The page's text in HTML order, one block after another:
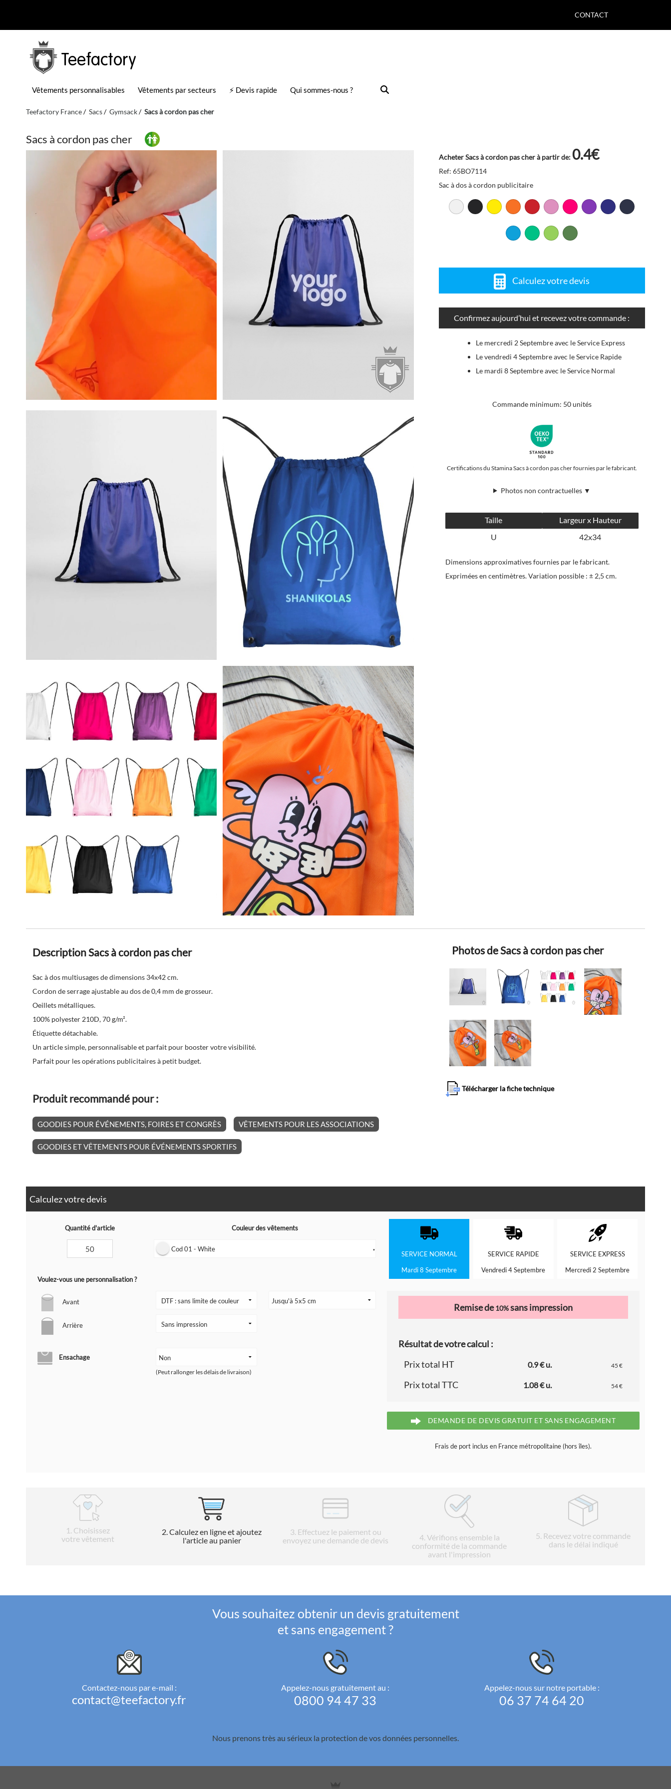
CONTACT
Teefactory
Vêtements personnalisables Vêtements par secteurs ⚡ Devis rapide Qui sommes-nous ?
Teefactory France Sacs Gymsack Sacs à cordon pas cher
Sacs à cordon pas cher
Acheter Sacs à cordon pas cher à partir de:0.4€
Ref: 65BO7114
Sac à dos à cordon publicitaire
Calculez votre devis
Confirmez aujourd’hui et recevez votre commande :
Le mercredi 2 Septembre avec le Service Express
Le vendredi 4 Septembre avec le Service Rapide
Le mardi 8 Septembre avec le Service Normal
Commande minimum: 50 unités
Certifications du Stamina Sacs à cordon pas cher fournies par le fabricant.
Photos non contractuelles ▼
Taille
Largeur x Hauteur
U
42x34
Dimensions approximatives fournies par le fabricant.
Exprimées en centimètres. Variation possible : ± 2,5 cm.
Description Sacs à cordon pas cher
Sac à dos multiusages de dimensions 34x42 cm.
Cordon de serrage ajustable au dos de 0,4 mm de grosseur.
Oeillets métalliques.
100% polyester 210D, 70 g/m².
Étiquette détachable.
Un article simple, personnalisable et parfait pour booster votre visibilité.
Parfait pour les opérations publicitaires à petit budget.
Produit recommandé pour :
GOODIES POUR ÉVÉNEMENTS, FOIRES ET CONGRÈS VÊTEMENTS POUR LES ASSOCIATIONS
GOODIES ET VÊTEMENTS POUR ÉVÉNEMENTS SPORTIFS
Photos de Sacs à cordon pas cher
Télécharger la fiche technique
Calculez votre devis
Quantité d'article Couleur des vêtements
Cod 01 - White ▼
Voulez-vous une personnalisation ?
Avant
Arrière
Ensachage
(Peut rallonger les délais de livraison)
SERVICE NORMAL
Mardi 8 Septembre
SERVICE RAPIDE
Vendredi 4 Septembre
SERVICE EXPRESS
Mercredi 2 Septembre
Remise de10%sans impression
Résultat de votre calcul :
Prix total HT
0.9 € u. 45 €
Prix total TTC 1.08 € u. 54 €
DEMANDE DE DEVIS GRATUIT ET SANS ENGAGEMENT
Frais de port inclus en France métropolitaine (hors îles).
1 . Choisissez
votre vêtement
2. Calculez en ligne et ajoutez
l'article au panier
3. Effectuez le paiement ou
envoyez une demande de devis
4. Vérifions ensemble la
conformité de la commande
avant l'impression
5 . Recevez votre commande
dans le délai indiqué
Vous souhaitez obtenir un devis gratuitement
et sans engagement ?
Contactez-nous par e-mail :
contact@teefactory.fr
Appelez-nous gratuitement au :
0800 94 47 33
Appelez-nous sur notre portable :
06 37 74 64 20
Nous prenons très au sérieux la protection de vos données personnelles.